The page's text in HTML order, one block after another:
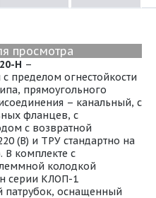
просмотра
H –
пределом огнестойкости
прямоугольного
– канальный, с
фланцев, с
с возвратной
(В) и ТРУ стандартно на
В комплекте с
колодкой
серии КЛОП-1
патрубок, оснащенный